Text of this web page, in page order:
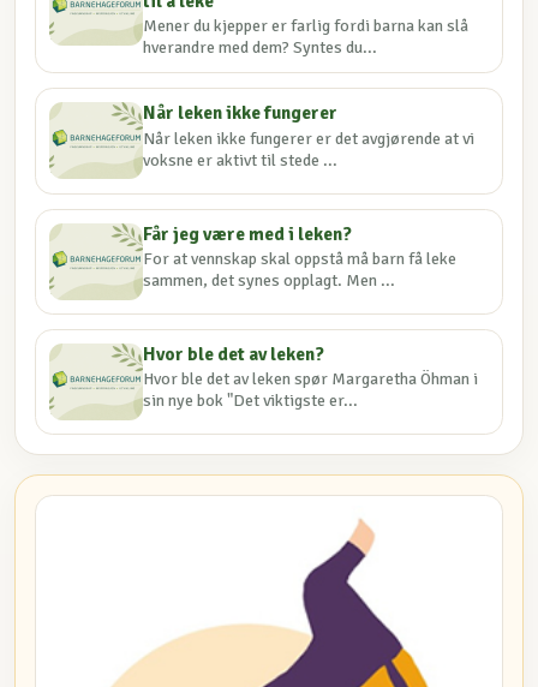
Mener du kjepper er farlig fordi barna kan slå
hverandre med dem? Syntes du...
Når leken ikke fungerer
Når leken ikke fungerer er det avgjørende at vi
voksne er aktivt til stede ...
Får jeg være med i leken?
For at vennskap skal oppstå må barn få leke
sammen, det synes opplagt. Men ...
Hvor ble det av leken?
Hvor ble det av leken spør Margaretha Öhman i
sin nye bok "Det viktigste er...